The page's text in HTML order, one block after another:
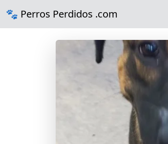
🐾 Perros Perdidos .com